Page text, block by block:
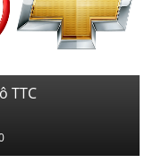
TTC